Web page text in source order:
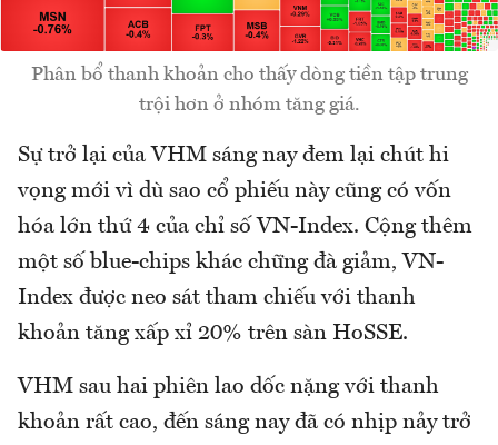
Phân bổ thanh khoản cho thấy dòng tiền tập trung
trội hơn ở nhóm tăng giá.
Sự trở lại của VHM sáng nay đem lại chút hi
vọng mới vì dù sao cổ phiếu này cũng có vốn
hóa lớn thứ 4 của chỉ số VN-Index. Cộng thêm
một số blue-chips khác chững đà giảm, VN-
Index được neo sát tham chiếu với thanh
khoản tăng xấp xỉ 20% trên sàn HoSSE.
VHM sau hai phiên lao dốc nặng với thanh
khoản rất cao, đến sáng nay đã có nhịp nảy trở